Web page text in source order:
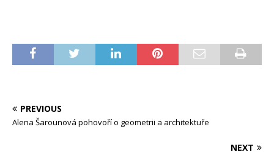
PREVIOUS
Alena Šarounová pohovoří o geometrii a architektuře
NEXT